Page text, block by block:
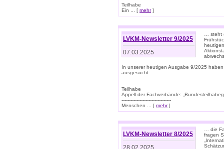
Teilhabe
Ein ... [ mehr]
LVKM-Newsletter 9/2025
07.03.2025
… steht
In unserer heutigen Ausgabe 9/2025
ausgesucht:
Teilhabe
Appell der Fachverbände:
---------------------------------
Menschen ... [ mehr]
LVKM-Newsletter 8/2025
28.02.2025
… die
fragen